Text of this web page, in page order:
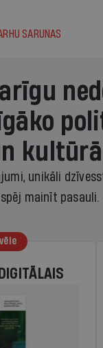
SARUNAS
kultūrā
unikāli
mainīt pasauli.